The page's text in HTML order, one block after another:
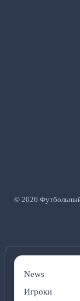
© 2026
News
Игроки